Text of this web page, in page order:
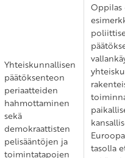
Yhteiskunnallisen
päätöksenteon
periaatteiden
hahmottaminen
sekä
demokraattisten
pelisääntöjen ja
toimintatapojen
Oppilas
tasolla